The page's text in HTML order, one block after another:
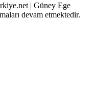
| Güney Ege
devam etmektedir.